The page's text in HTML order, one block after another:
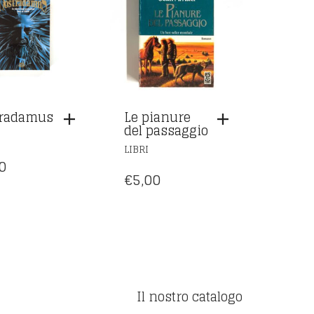
Le pianure
del passaggio
LIBRI
€5,00
Il nostro catalogo